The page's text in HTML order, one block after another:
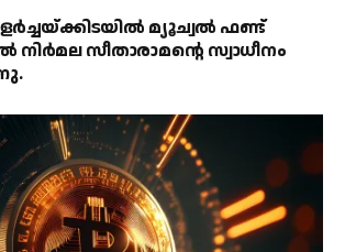
മ്യൂച്വൽ ഫണ്ട്
സീതാരാമൻ്റെ സ്വാധീനം